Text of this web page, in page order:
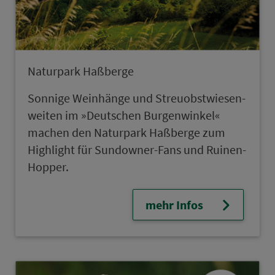
Naturpark Haßberge
Sonnige Weinhänge und Streu­obst­wie­sen-
weiten im »Deutschen Burgenwinkel«
machen den Naturpark Haßberge zum
High­light für Sundowner-Fans und Ruinen-
Hopper.
mehr Infos